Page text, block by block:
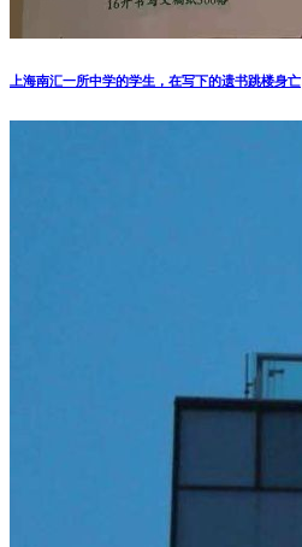
上海南汇一所中学的学生，在写下的遗书跳楼身亡